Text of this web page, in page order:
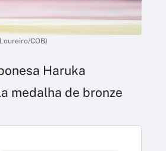
COB)
Haruka
medalha de bronze